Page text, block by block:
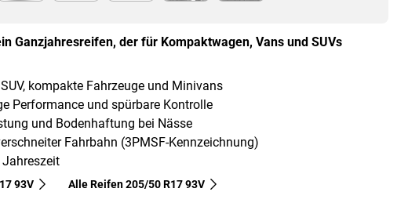
Ganzjahresreifen, der für Kompaktwagen, Vans und SUVs
kompakte Fahrzeuge und Minivans
Performance und spürbare Kontrolle
und Bodenhaftung bei Nässe
Fahrbahn (3PMSF-Kennzeichnung)
93V Alle Reifen‎ 205/50 R17 93V